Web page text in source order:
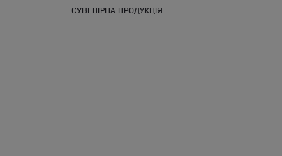
СУВЕНІРНА ПРОДУКЦІЯ